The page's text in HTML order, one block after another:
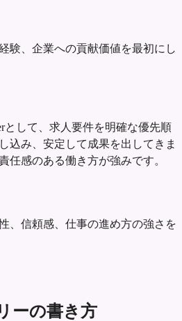
験、企業への貢献価値を最初にし
として、求人要件を明確な優先順
込み、安定して成果を出してきま
任感のある働き方が強みです。
、信頼感、仕事の進め方の強さを
ーの書き方